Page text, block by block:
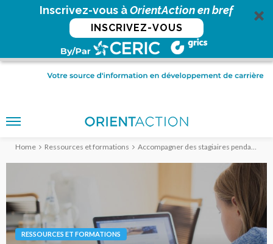
Inscrivez-vous àOrientAction en bref
INSCRIVEZ-VOUS
Home Ressources et formations Accompagner des stagiaires pendant la pandémie
RESSOURCES ET FORMATIONS